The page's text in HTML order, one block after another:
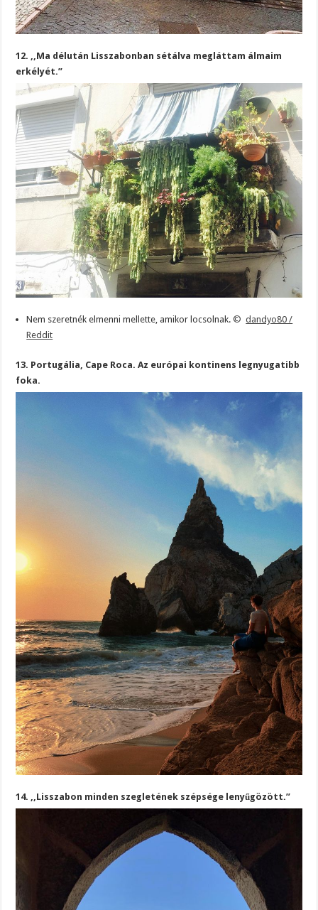
12. ,,Ma délután Lisszabonban sétálva megláttam álmaim
erkélyét.”
Nem szeretnék elmenni mellette, amikor locsolnak.©dandyo80 /
Reddit
13. Portugália, Cape Roca. Az európai kontinens legnyugatibb
foka.
14. ,,Lisszabon minden szegletének szépsége lenyűgözött.”